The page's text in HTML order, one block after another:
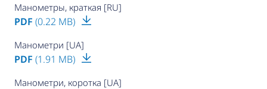
Манометры, краткая [RU]
PDF (0.22 MB)
Манометри [UA]
PDF (1.91 MB)
Манометри, коротка [UA]